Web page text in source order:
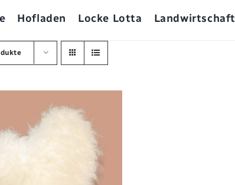
Hofladen Locke Lotta Landwirtschaft